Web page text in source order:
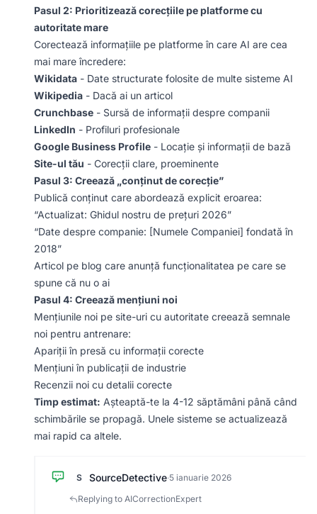
Pasul 2: Prioritizează corecțiile pe platforme cu
autoritate mare
Corectează informațiile pe platforme în care AI are cea
mai mare încredere:
Wikidata - Date structurate folosite de multe sisteme AI
Wikipedia - Dacă ai un articol
Crunchbase - Sursă de informații despre companii
LinkedIn - Profiluri profesionale
Google Business Profile - Locație și informații de bază
Site-ul tău - Corecții clare, proeminente
Pasul 3: Creează „conținut de corecție”
Publică conținut care abordează explicit eroarea:
“Actualizat: Ghidul nostru de prețuri 2026”
“Date despre companie: [Numele Companiei] fondată în
2018”
Articol pe blog care anunță funcționalitatea pe care se
spune că nu o ai
Pasul 4: Creează mențiuni noi
Mențiunile noi pe site-uri cu autoritate creează semnale
noi pentru antrenare:
Apariții în presă cu informații corecte
Mențiuni în publicații de industrie
Recenzii noi cu detalii corecte
Timp estimat: Așteaptă-te la 4-12 săptămâni până când
schimbările se propagă. Unele sisteme se actualizează
mai rapid ca altele.
S SourceDetective·5 ianuarie 2026
Replying to AICorrectionExpert